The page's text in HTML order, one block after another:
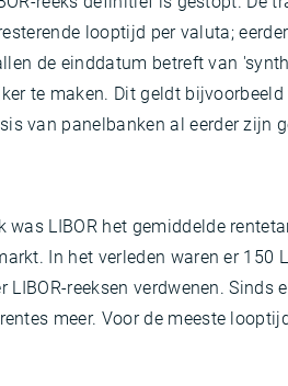
looptijd per valuta;
de einddatum betreft van
te maken. Dit geldt
van panelbanken al eerder zijn
LIBOR het gemiddelde
In het verleden waren er 150
reeksen verdwenen. Sinds
meer. Voor de meeste